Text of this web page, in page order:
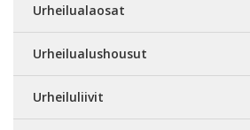
Urheilualaosat
Urheilualushousut
Urheiluliivit